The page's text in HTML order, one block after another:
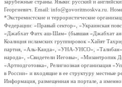
зарубежные страны. Языки: русский и
Георгиевич. Email: info@govoritmoskva.ru.
*Экстремистские и террористические
Федерации: «Правый сектор», «Украинская
«Джабхат Фатх аш-Шам» (бывшая «Джабхат
Коалиция исламских группировок «Хайят
партия, «Аль-Каида», «УНА-УНСО»,
народа», «Свидетели Иеговы», «Мизантропик
«Артподготовка», Религиозная организация
в России» и входящие в ее структуру местные
Информация, размещенная на портале, а